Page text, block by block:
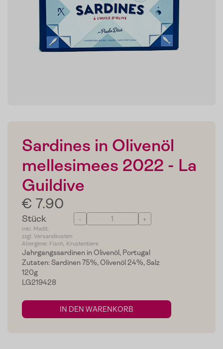
Sardines in Olivenöl
mellesimees 2022 - La
Guildive
€ 7.90
Stück - +
inkl. MwSt.
zzgl. Versandkosten
Allergene: Fisch, Krustentiere
Jahrgangssardinen in Olivenöl, Portugal
Zutaten: Sardinen 75%, Olivenöl 24%, Salz
120g
LG219428
IN DEN WARENKORB